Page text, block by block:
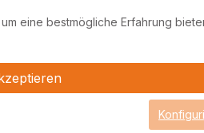
eine bestmögliche Erfahrung